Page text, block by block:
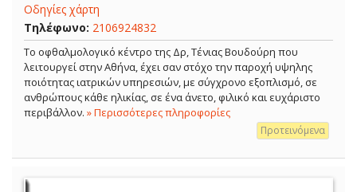
Οδηγίες χάρτη
Τηλέφωνο: 2106924832
Το οφθαλμολογικό κέντρο της Δρ, Τένιας Βουδούρη που
λειτουργεί στην Αθήνα, έχει σαν στόχο την παροχή υψηλης
ποιότητας ιατρικών υπηρεσιών, με σύγχρονο εξοπλισμό, σε
ανθρώπους κάθε ηλικίας, σε ένα άνετο, φιλικό και ευχάριστο
περιβάλλον. » Περισσότερες πληροφορίες
Προτεινόμενα